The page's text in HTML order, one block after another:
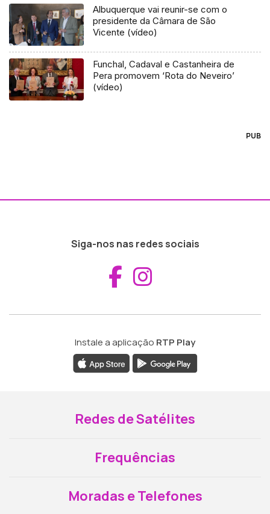
Albuquerque vai reunir-se com o
presidente da Câmara de São
Vicente (vídeo)
Funchal, Cadaval e Castanheira de
Pera promovem ‘Rota do Neveiro’
(vídeo)
PUB
Siga-nos nas redes sociais
Aceder ao
Instale a aplicação RTP Play
Redes de Satélites
Frequências
Moradas e Telefones